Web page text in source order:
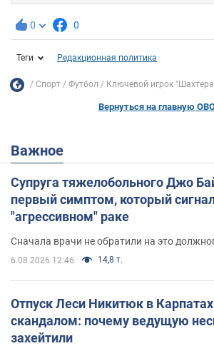
0 0
Теги Редакционная политика
Спорт Футбол Ключевой игрок
Вернуться на главную
Важное
Супруга тяжелобольного Джо
первый симптом, который
"агрессивном" раке
Сначала врачи не обратили на это
6.08.2026 12:46 14,8 т.
Отпуск Леси Никитюк в
скандалом: почему ведущую
захейтили